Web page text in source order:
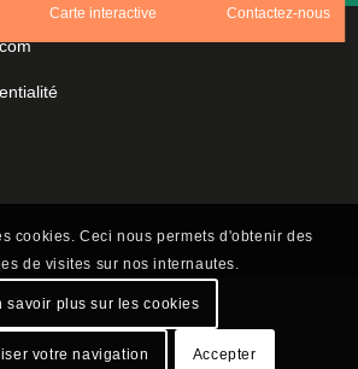
Carte interactive Contactez-nous
cookies. Ceci nous permets d'obtenir des
de visites sur nos internautes.
savoir plus sur les cookies
votre navigation Accepter